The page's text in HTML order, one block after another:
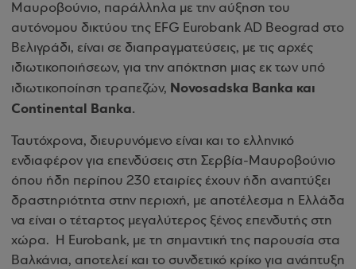
Μαυροβούνιο, παράλληλα με την αύξηση του
αυτόνομου δικτύου της EFG Eurobank AD Beograd στο
Βελιγράδι, είναι σε διαπραγματεύσεις, με τις αρχές
ιδιωτικοποιήσεων, για την απόκτηση μιας εκ των υπό
ιδιωτικοποίηση τραπεζών, Novosadska Banka και
Continental Banka.
Ταυτόχρονα, διευρυνόμενο είναι και το ελληνικό
ενδιαφέρον για επενδύσεις στη Σερβία-Μαυροβούνιο
όπου ήδη περίπου 230 εταιρίες έχουν ήδη αναπτύξει
δραστηριότητα στην περιοχή, με αποτέλεσμα η Ελλάδα
να είναι ο τέταρτος μεγαλύτερος ξένος επενδυτής στη
χώρα. Η Eurobank, με τη σημαντική της παρουσία στα
Βαλκάνια, αποτελεί και το συνδετικό κρίκο για ανάπτυξη